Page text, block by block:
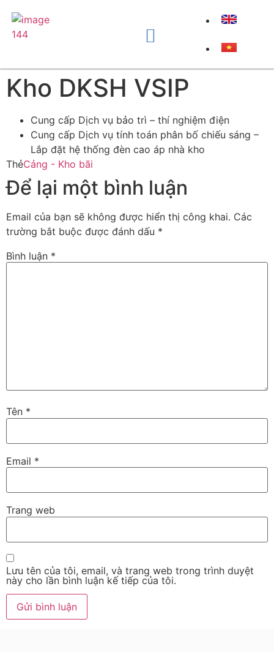
Kho DKSH VSIP
Cung cấp Dịch vụ bảo trì – thí nghiệm điện
Cung cấp Dịch vụ tính toán phân bố chiếu sáng –
Lắp đặt hệ thống đèn cao áp nhà kho
ThẻCảng - Kho bãi
Để lại một bình luận
Email của bạn sẽ không được hiển thị công khai. Các
trường bắt buộc được đánh dấu *
Bình luận *
Tên *
Email *
Trang web
Lưu tên của tôi, email, và trang web trong trình duyệt
này cho lần bình luận kế tiếp của tôi.